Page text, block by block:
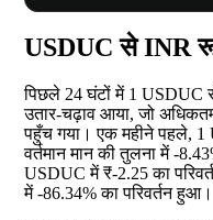
USDUC से INR
पिछले 24 घंटों में 1 USDUC
उतार-चढ़ाव आया, जो
पहुँच गया। एक महीने पहले, 1
वर्तमान मान की तुलना में-
USDUC में ₹-2.25 का
में-86.34%का परिवर्तन हुआ।